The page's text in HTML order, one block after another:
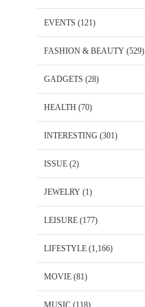
EVENTS (121)
FASHION & BEAUTY (529)
GADGETS (28)
HEALTH (70)
INTERESTING (301)
ISSUE (2)
JEWELRY (1)
LEISURE (177)
LIFESTYLE (1,166)
MOVIE (81)
MUSIC (118)